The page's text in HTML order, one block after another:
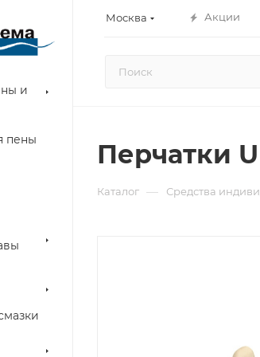
Москва Акции
и
пены
Перчатки
Каталог — Средства